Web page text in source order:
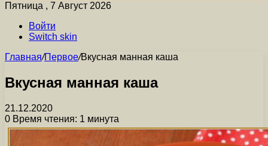
Пятница , 7 Август 2026
Войти
Switch skin
Главная/Первое/Вкусная манная каша
Вкусная манная каша
21.12.2020
0 Время чтения: 1 минута